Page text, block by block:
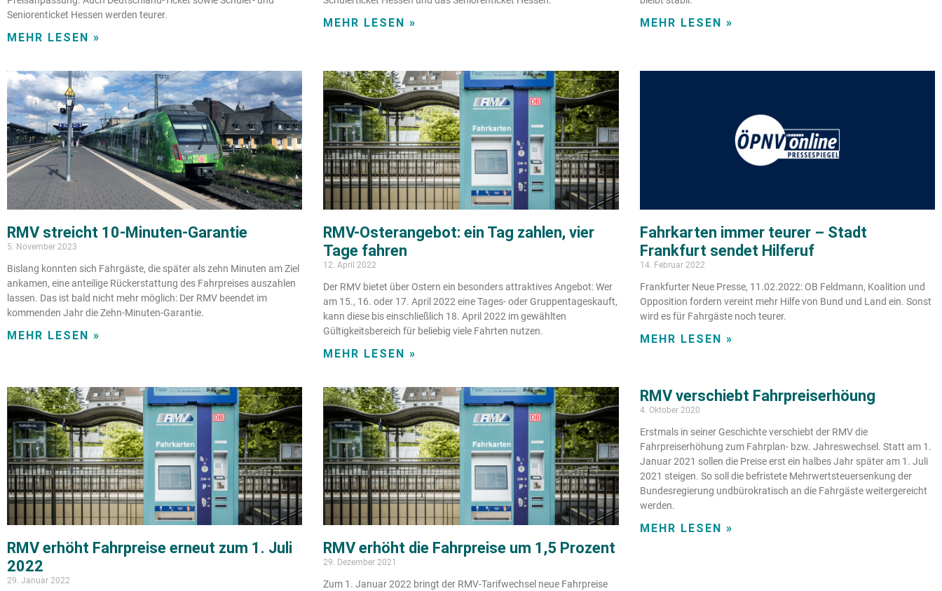
Seniorenticket Hessen werden teurer.
MEHR LESEN »
MEHR LESEN » MEHR LESEN »
RMV streicht 10-Minuten-Garantie
5. November 2023
Bislang konnten sich Fahrgäste, die später als zehn Minuten am Ziel
ankamen, eine anteilige Rückerstattung des Fahrpreises auszahlen
lassen. Das ist bald nicht mehr möglich: Der RMV beendet im
kommenden Jahr die Zehn-Minuten-Garantie.
MEHR LESEN »
RMV-Osterangebot: ein Tag zahlen, vier
Tage fahren
12. April 2022
Der RMV bietet über Ostern ein besonders attraktives Angebot: Wer
am 15., 16. oder 17. April 2022 eine Tages- oder Gruppentageskauft,
kann diese bis einschließlich 18. April 2022 im gewählten
Gültigkeitsbereich für beliebig viele Fahrten nutzen.
MEHR LESEN »
Fahrkarten immer teurer – Stadt
Frankfurt sendet Hilferuf
14. Februar 2022
Frankfurter Neue Presse, 11.02.2022: OB Feldmann, Koalition und
Opposition fordern vereint mehr Hilfe von Bund und Land ein. Sonst
wird es für Fahrgäste noch teurer.
MEHR LESEN »
RMV erhöht Fahrpreise erneut zum 1. Juli
2022
29. Januar 2022
RMV erhöht die Fahrpreise um 1,5 Prozent
29. Dezember 2021
Zum 1. Januar 2022 bringt der RMV-Tarifwechsel neue Fahrpreise
RMV verschiebt Fahrpreiserhöung
4. Oktober 2020
Erstmals in seiner Geschichte verschiebt der RMV die
Fahrpreiserhöhung zum Fahrplan- bzw. Jahreswechsel. Statt am 1.
Januar 2021 sollen die Preise erst ein halbes Jahr später am 1. Juli
2021 steigen. So soll die befristete Mehrwertsteuersenkung der
Bundesregierung undbürokratisch an die Fahrgäste weitergereicht
werden.
MEHR LESEN »